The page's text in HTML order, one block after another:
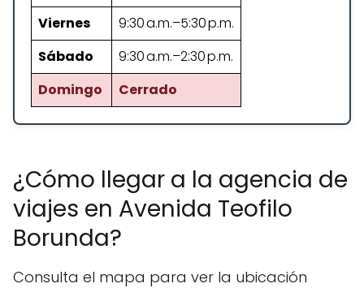
Viernes
9:30 a.m.–5:30 p.m.
Sábado
9:30 a.m.–2:30 p.m.
Domingo
Cerrado
¿Cómo llegar a la agencia de
viajes en Avenida Teofilo
Borunda?
Consulta el mapa para ver la ubicación